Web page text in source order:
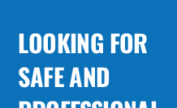
LOOKING FOR
SAFE AND